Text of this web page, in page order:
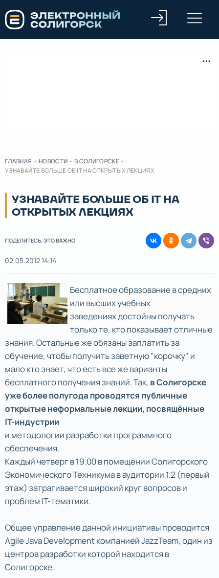
ГЛАВНАЯ - НОВОСТИ - В СОЛИГОРСКЕ -
УЗНАВАЙТЕ БОЛЬШЕ ОБ IT НА ОТКРЫТЫХ ЛЕКЦИЯХ
УЗНАВАЙТЕ БОЛЬШЕ ОБ IT НА
ОТКРЫТЫХ ЛЕКЦИЯХ
ПОДЕЛИТЕСЬ, ЭТО ВАЖНО
02.05.2012 14:14
Бесплатное образование в средних
или высших учебных
заведениях достойны получать
только те, кто показывает отличные
знания. Остальные же обязаны заплатить за
обучение, чтобы получить заветную "корочку" и
мало кто знает, что есть все же варианты
бесплатного получения знаний. Так, в Солигорске
уже более полугода проводятся публичные
открытые неформальные лекции, посвящённые
IT-индустрии
и методологии разработки программного
обеспечения.
Каждый четверг в 19.00 в помещении Солигорского
Экономического Техникума в аудитории 1.2 (первый
этаж) затрагивается широкий круг вопросов и
проблем IT-тематики.
Общее управление данной инициативы проводится
Agile Java Development компанией JazzTeam, один из
центров разработки которой находится в
Солигорске.